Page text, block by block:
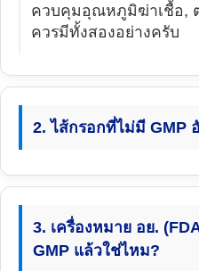
ควบคุมอุณหภูมิฆ่าเชื้อ,
ควรมีทั้งสองอย่างครับ
2. ไส้กรอกที่ไม่มี GMP
3. เครื่องหมาย อย.
GMP แล้วใช่ไหม?